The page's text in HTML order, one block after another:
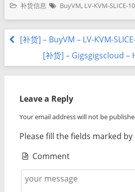
补货信息
BuyVM, LV-KVM-SLICE-
[补货] – BuyVM – LV-KVM-
[补货] – Gigsgigscloud –
Leave a Reply
Your email address will not be
Please fill the fields marked by
Comment